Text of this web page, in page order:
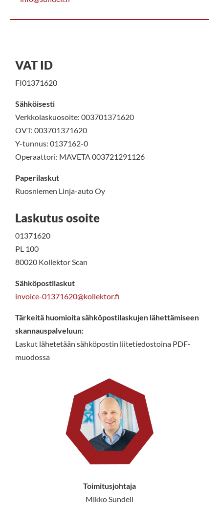
VAT ID
FI01371620
Sähköisesti
Verkkolaskuosoite: 003701371620
OVT: 003701371620
Y-tunnus: 0137162-0
Operaattori: MAVETA 003721291126
Paperilaskut
Ruosniemen Linja-auto Oy
Laskutus osoite
01371620
PL 100
80020 Kollektor Scan
Sähköpostilaskut
invoice-01371620@kollektor.fi
Tärkeitä huomioita sähköpostilaskujen lähettämiseen
skannauspalveluun:
Laskut lähetetään sähköpostin liitetiedostoina PDF-
muodossa
Toimitusjohtaja
Mikko Sundell